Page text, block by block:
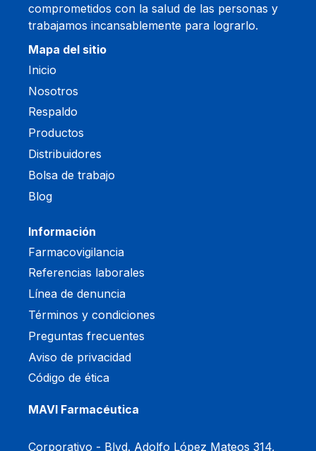
comprometidos con la salud de las personas y
trabajamos incansablemente para lograrlo.
Mapa del sitio
Inicio
Nosotros
Respaldo
Productos
Distribuidores
Bolsa de trabajo
Blog
Información
Farmacovigilancia
Referencias laborales
Línea de denuncia
Términos y condiciones
Preguntas frecuentes
Aviso de privacidad
Código de ética
MAVI Farmacéutica
Corporativo - Blvd. Adolfo López Mateos 314,